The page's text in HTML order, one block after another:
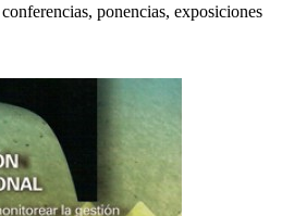
ponencias, exposiciones